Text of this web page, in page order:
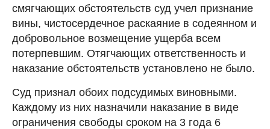
смягчающих обстоятельств суд учел признание
вины, чистосердечное раскаяние в содеянном и
добровольное возмещение ущерба всем
потерпевшим. Отягчающих ответственность и
наказание обстоятельств установлено не было.
Суд признал обоих подсудимых виновными.
Каждому из них назначили наказание в виде
ограничения свободы сроком на 3 года 6